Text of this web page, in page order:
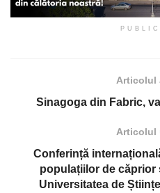
Articolul
Sinagoga din Fabric,
Articolul
Conferință
populațiilor de căprior
Universitatea de